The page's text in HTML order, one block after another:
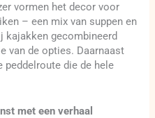
vormen het decor voor
– een mix van suppen en
kajakken gecombineerd
van de opties. Daarnaast
peddelroute die de hele
met een verhaal